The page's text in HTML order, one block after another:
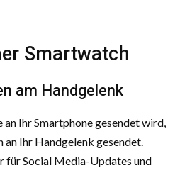
Smartwatch
am Handgelenk
an Ihr Smartphone gesendet wird,
Ihr Handgelenk gesendet.
für Social Media-Updates und